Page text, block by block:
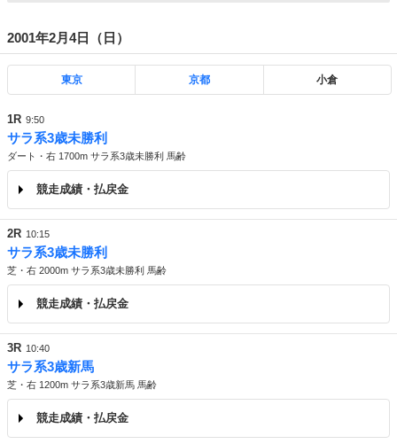
2001年2月4日（日）
東京 京都 小倉
1R 9:50
サラ系3歳未勝利
ダート・右 1700m サラ系3歳未勝利 馬齢
競走成績・払戻金
2R 10:15
サラ系3歳未勝利
芝・右 2000m サラ系3歳未勝利 馬齢
競走成績・払戻金
3R 10:40
サラ系3歳新馬
芝・右 1200m サラ系3歳新馬 馬齢
競走成績・払戻金